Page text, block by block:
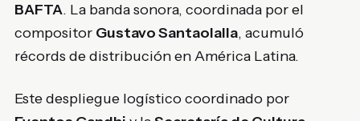
BAFTA. La banda sonora, coordinada por el
compositor Gustavo Santaolalla, acumuló
récords de distribución en América Latina.
Este despliegue logístico coordinado por